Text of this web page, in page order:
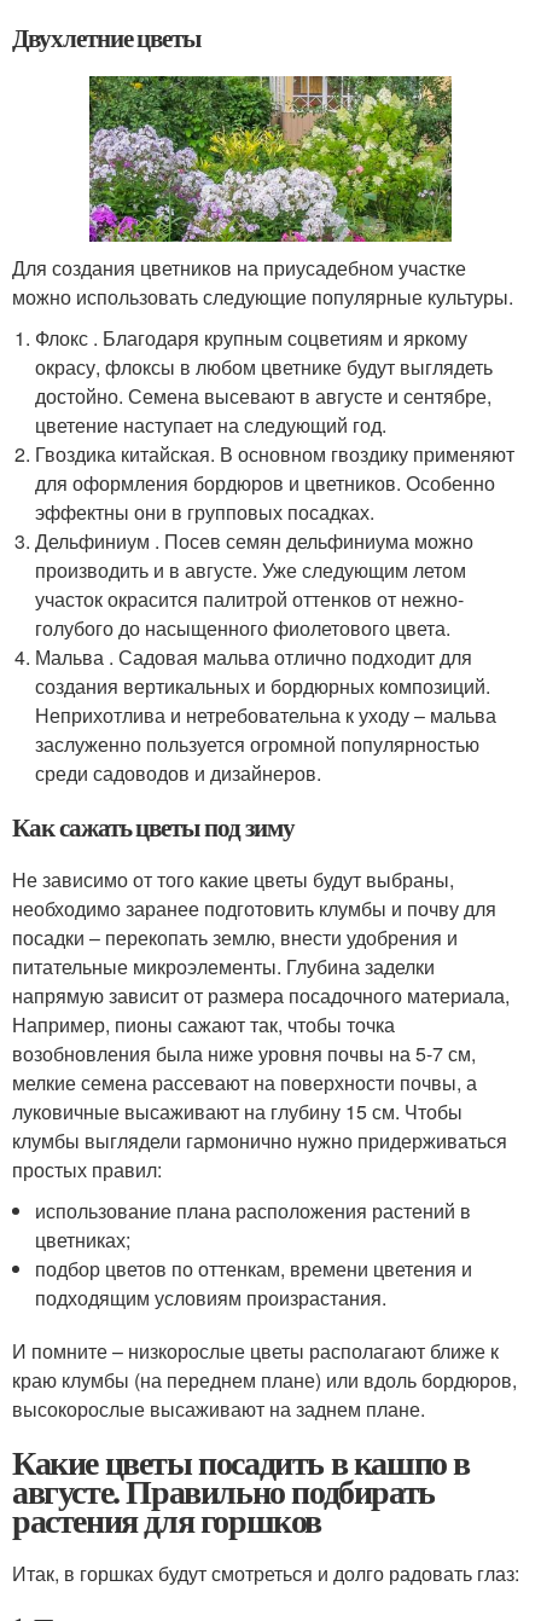
Двухлетние цветы
Для создания цветников на приусадебном участке
можно использовать следующие популярные культуры.
Флокс . Благодаря крупным соцветиям и яркому
окрасу, флоксы в любом цветнике будут выглядеть
достойно. Семена высевают в августе и сентябре,
цветение наступает на следующий год.
Гвоздика китайская. В основном гвоздику применяют
для оформления бордюров и цветников. Особенно
эффектны они в групповых посадках.
Дельфиниум . Посев семян дельфиниума можно
производить и в августе. Уже следующим летом
участок окрасится палитрой оттенков от нежно-
голубого до насыщенного фиолетового цвета.
Мальва . Садовая мальва отлично подходит для
создания вертикальных и бордюрных композиций.
Неприхотлива и нетребовательна к уходу – мальва
заслуженно пользуется огромной популярностью
среди садоводов и дизайнеров.
Как сажать цветы под зиму
Не зависимо от того какие цветы будут выбраны,
необходимо заранее подготовить клумбы и почву для
посадки – перекопать землю, внести удобрения и
питательные микроэлементы. Глубина заделки
напрямую зависит от размера посадочного материала,
Например, пионы сажают так, чтобы точка
возобновления была ниже уровня почвы на 5-7 см,
мелкие семена рассевают на поверхности почвы, а
луковичные высаживают на глубину 15 см. Чтобы
клумбы выглядели гармонично нужно придерживаться
простых правил:
использование плана расположения растений в
цветниках;
подбор цветов по оттенкам, времени цветения и
подходящим условиям произрастания.
И помните – низкорослые цветы располагают ближе к
краю клумбы (на переднем плане) или вдоль бордюров,
высокорослые высаживают на заднем плане.
Какие цветы посадить в кашпо в
августе. Правильно подбирать
растения для горшков
Итак, в горшках будут смотреться и долго радовать глаз: